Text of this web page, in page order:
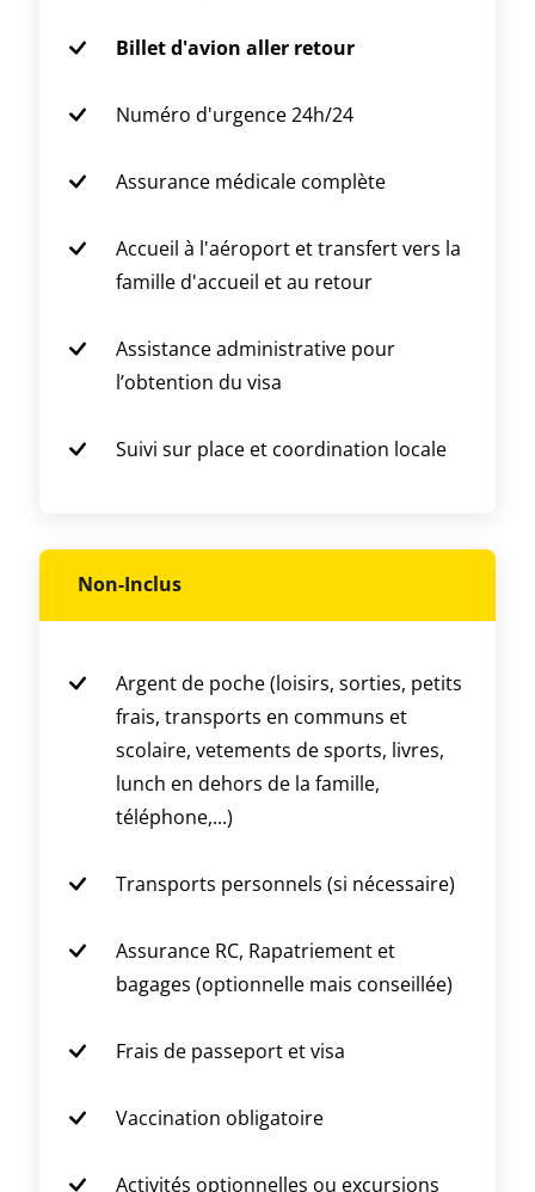
Billet d'avion aller retour
Numéro d'urgence 24h/24
Assurance médicale complète
Accueil à l'aéroport et transfert vers la
famille d'accueil et au retour
Assistance administrative pour
l’obtention du visa
Suivi sur place et coordination locale
Non-Inclus
Argent de poche (loisirs, sorties, petits
frais, transports en communs et
scolaire, vetements de sports, livres,
lunch en dehors de la famille,
téléphone,...)
Transports personnels (si nécessaire)
Assurance RC, Rapatriement et
bagages (optionnelle mais conseillée)
Frais de passeport et visa
Vaccination obligatoire
Activités optionnelles ou excursions